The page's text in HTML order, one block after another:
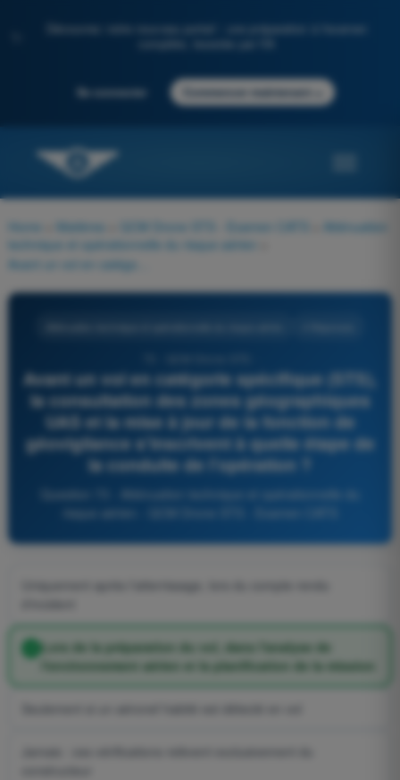
Découvrez notre nouveau portail : une préparation à l'examen
Se connecter Commencer maintenant
Home Matières QCM Drone STS - Examen CATS
Atténuation
technique et opérationnelle du risque aérien
Avant un vol en catégorie spécifique (STS),
la consultation des zones géographiques
UAS et la mise à jour de la fonction de
géovigilance s'inscrivent à quelle étape de
la conduite de l'opération ?
Lors de la préparation du vol, dans l'analyse de
l'environnement aérien et la planification de la mission